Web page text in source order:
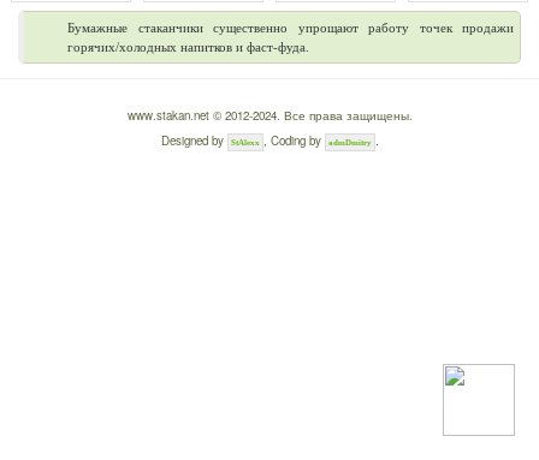
Бумажные стаканчики существенно упрощают работу точек продажи
горячих/холодных напитков и фаст-фуда.
www.stakan.net © 2012-2024. Все права защищены.
Designed by
StAlexx , Coding by admDmitry